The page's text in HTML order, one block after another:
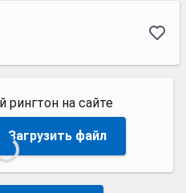
рингтон на сайте
Загрузить файл